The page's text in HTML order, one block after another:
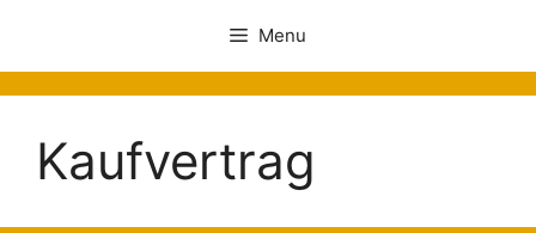
Menu
Kaufvertrag